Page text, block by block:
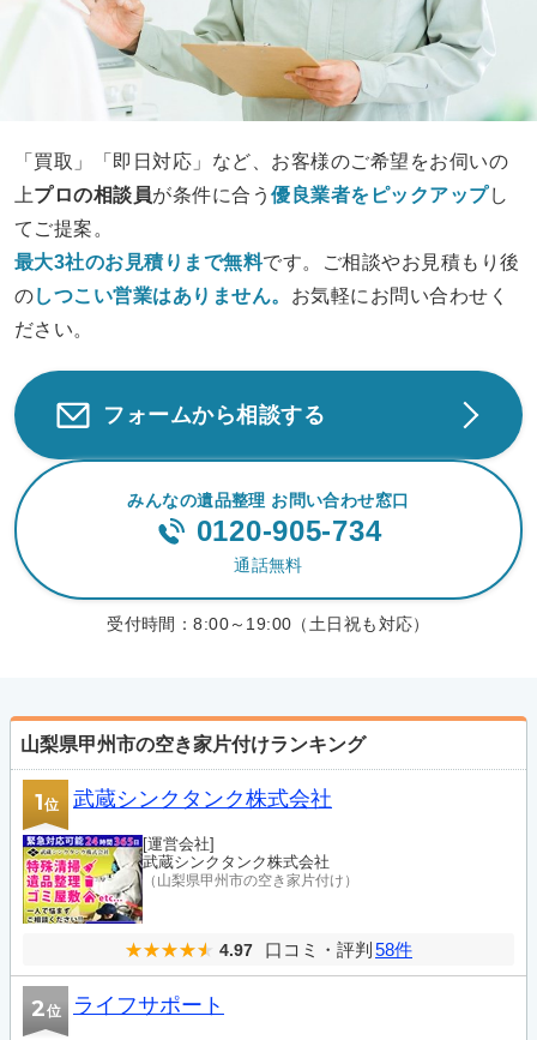
「買取」「即日対応」など、お客様のご希望をお伺いの
上プロの相談員が条件に合う優良業者をピックアップし
てご提案。
最大3社のお見積りまで無料です。ご相談やお見積もり後
のしつこい営業はありません。 お気軽にお問い合わせく
ださい。
フォームから相談する
みんなの遺品整理 お問い合わせ窓口
0120-905-734
通話無料
受付時間：8:00～19:00（土日祝も対応）
山梨県甲州市の空き家片付けランキング
1位 武蔵シンクタンク株式会社
[運営会社]
武蔵シンクタンク株式会社
（山梨県甲州市の空き家片付け）
4.97 口コミ・評判 58件
2位 ライフサポート